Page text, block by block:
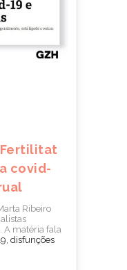
covid-
Ribeiro
A matéria fala
disfunções